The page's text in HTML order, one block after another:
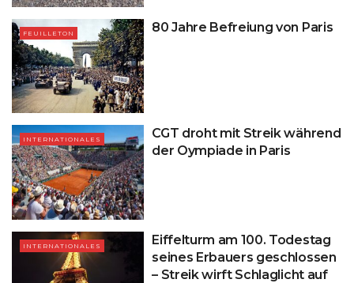
FEUILLETON 80 Jahre Befreiung von Paris
INTERNATIONALES
CGT droht mit Streik während
der Oympiade in Paris
INTERNATIONALES
Eiffelturm am 100. Todestag
seines Erbauers geschlossen
– Streik wirft Schlaglicht auf